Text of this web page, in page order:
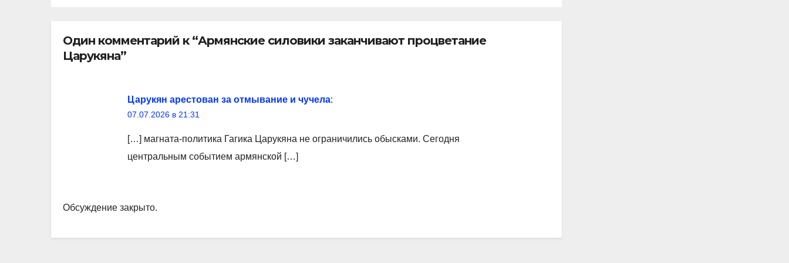
Один комментарий к “Армянские силовики заканчивают процветание
Царукяна”
Царукян арестован за отмывание и чучела:
07.07.2026 в 21:31
[…] магната-политика Гагика Царукяна не ограничились обысками. Сегодня
центральным событием армянской […]
Обсуждение закрыто.